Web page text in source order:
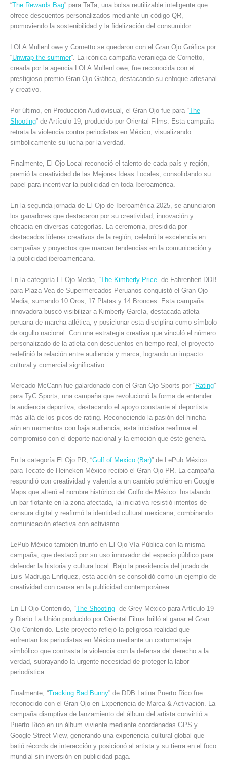
“The Rewards Bag” para TaTa, una bolsa reutilizable inteligente que
ofrece descuentos personalizados mediante un código QR,
promoviendo la sostenibilidad y la fidelización del consumidor.
LOLA MullenLowe y Cornetto se quedaron con el Gran Ojo Gráfica por
“Unwrap the summer”. La icónica campaña veraniega de Cornetto,
creada por la agencia LOLA MullenLowe, fue reconocida con el
prestigioso premio Gran Ojo Gráfica, destacando su enfoque artesanal
y creativo.
Por último, en Producción Audiovisual, el Gran Ojo fue para “The
Shooting” de Artículo 19, producido por Oriental Films. Esta campaña
retrata la violencia contra periodistas en México, visualizando
simbólicamente su lucha por la verdad.
Finalmente, El Ojo Local reconoció el talento de cada país y región,
premió la creatividad de las Mejores Ideas Locales, consolidando su
papel para incentivar la publicidad en toda Iberoamérica.
En la segunda jornada de El Ojo de Iberoamérica 2025, se anunciaron
los ganadores que destacaron por su creatividad, innovación y
eficacia en diversas categorías. La ceremonia, presidida por
destacados líderes creativos de la región, celebró la excelencia en
campañas y proyectos que marcan tendencias en la comunicación y
la publicidad iberoamericana.
En la categoría El Ojo Media, “The Kimberly Price” de Fahrenheit DDB
para Plaza Vea de Supermercados Peruanos conquistó el Gran Ojo
Media, sumando 10 Oros, 17 Platas y 14 Bronces. Esta campaña
innovadora buscó visibilizar a Kimberly García, destacada atleta
peruana de marcha atlética, y posicionar esta disciplina como símbolo
de orgullo nacional. Con una estrategia creativa que vinculó el número
personalizado de la atleta con descuentos en tiempo real, el proyecto
redefinió la relación entre audiencia y marca, logrando un impacto
cultural y comercial significativo.
Mercado McCann fue galardonado con el Gran Ojo Sports por “Rating”
para TyC Sports, una campaña que revolucionó la forma de entender
la audiencia deportiva, destacando el apoyo constante al deportista
más allá de los picos de rating. Reconociendo la pasión del hincha
aún en momentos con baja audiencia, esta iniciativa reafirma el
compromiso con el deporte nacional y la emoción que éste genera.
En la categoría El Ojo PR, “Gulf of Mexico (Bar)” de LePub México
para Tecate de Heineken México recibió el Gran Ojo PR. La campaña
respondió con creatividad y valentía a un cambio polémico en Google
Maps que alteró el nombre histórico del Golfo de México. Instalando
un bar flotante en la zona afectada, la iniciativa resistió intentos de
censura digital y reafirmó la identidad cultural mexicana, combinando
comunicación efectiva con activismo.
LePub México también triunfó en El Ojo Vía Pública con la misma
campaña, que destacó por su uso innovador del espacio público para
defender la historia y cultura local. Bajo la presidencia del jurado de
Luis Madruga Enríquez, esta acción se consolidó como un ejemplo de
creatividad con causa en la publicidad contemporánea.
En El Ojo Contenido, “The Shooting” de Grey México para Artículo 19
y Diario La Unión producido por Oriental Films brilló al ganar el Gran
Ojo Contenido. Este proyecto reflejó la peligrosa realidad que
enfrentan los periodistas en México mediante un cortometraje
simbólico que contrasta la violencia con la defensa del derecho a la
verdad, subrayando la urgente necesidad de proteger la labor
periodística.
Finalmente, “Tracking Bad Bunny” de DDB Latina Puerto Rico fue
reconocido con el Gran Ojo en Experiencia de Marca & Activación. La
campaña disruptiva de lanzamiento del álbum del artista convirtió a
Puerto Rico en un álbum viviente mediante coordenadas GPS y
Google Street View, generando una experiencia cultural global que
batió récords de interacción y posicionó al artista y su tierra en el foco
mundial sin inversión en publicidad paga.